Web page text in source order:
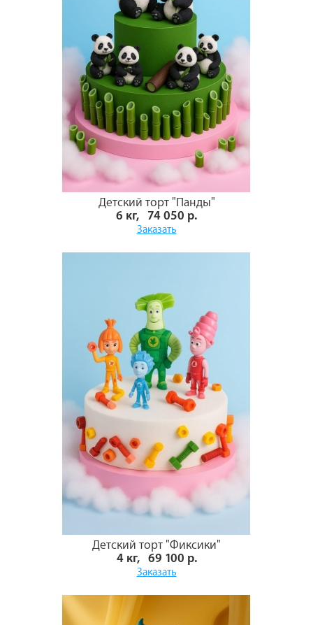
Детский торт "Панды"
6 кг, 74 050 р.
Заказать
Детский торт "Фиксики"
4 кг, 69 100 р.
Заказать